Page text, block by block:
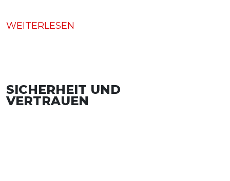
WEITERLESEN
SICHERHEIT UND
VERTRAUEN